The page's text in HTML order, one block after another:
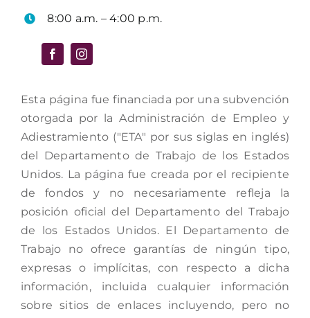
8:00 a.m. – 4:00 p.m.
Esta página fue financiada por una subvención
otorgada por la Administración de Empleo y
Adiestramiento ("ETA" por sus siglas en inglés)
del Departamento de Trabajo de los Estados
Unidos. La página fue creada por el recipiente
de fondos y no necesariamente refleja la
posición oficial del Departamento del Trabajo
de los Estados Unidos. El Departamento de
Trabajo no ofrece garantías de ningún tipo,
expresas o implícitas, con respecto a dicha
información, incluida cualquier información
sobre sitios de enlaces incluyendo, pero no